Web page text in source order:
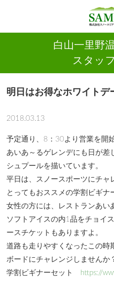
白山一里野
スタッ
明日はお得なホワイトデ
2018.03.13
予定通り、8：30より営業を開
あいあ～るゲレンデにも日が差
シュプールを描いています。
平日は、スノースポーツにチャ
とってもおススメの学割ビギナ
女性の方には、レストランあい
ソフトアイスの内1品をチョイ
ースチケットもありますよ。
道路も走りやすくなったこの時
ボードにチャレンジしませんか
学割ビギナーセット
https://